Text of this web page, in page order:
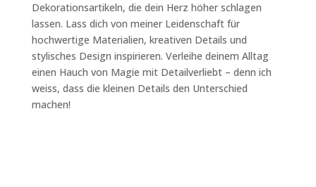
Dekorationsartikeln, die dein Herz höher schlagen
lassen. Lass dich von meiner Leidenschaft für
hochwertige Materialien, kreativen Details und
stylisches Design inspirieren. Verleihe deinem Alltag
einen Hauch von Magie mit Detailverliebt – denn ich
weiss, dass die kleinen Details den Unterschied
machen!